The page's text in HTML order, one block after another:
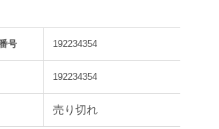
号 192234354
192234354
売り切れ